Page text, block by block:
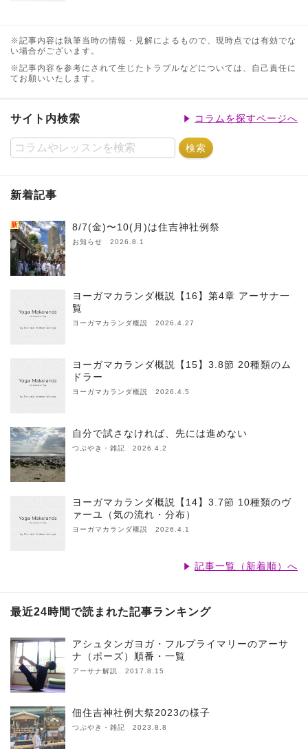
※記事内容は執筆当時の情報・見解によるもので、現時点では有効でな
い場合がございます。
※記事内容を参考にされて生じたトラブルなどについては、自己責任に
てお願いいたします。
サイト内検索 コラムを探すページへ
新着記事
新 8/7(金)〜10(月)は住吉神社例祭
お知らせ 2026.8.1
ヨーガマカランダ概説【16】第4章 アーサナ一
覧
ヨーガマカランダ概説 2026.4.27
ヨーガマカランダ概説【15】3.8節 20種類のム
ドラー
ヨーガマカランダ概説 2026.4.5
自分で試さなければ、先には進めない
つぶやき・雑記 2026.4.2
ヨーガマカランダ概説【14】3.7節 10種類のヴ
ァーユ（気の流れ・分布）
ヨーガマカランダ概説 2026.4.1
記事一覧（新着順）へ
最近24時間で読まれた記事ランキング
アシュタンガヨガ・フルプライマリーのアーサ
ナ（ポーズ）順番・一覧
アーサナ解説 2017.8.15
佃住吉神社例大祭2023の様子
つぶやき・雑記 2023.8.8